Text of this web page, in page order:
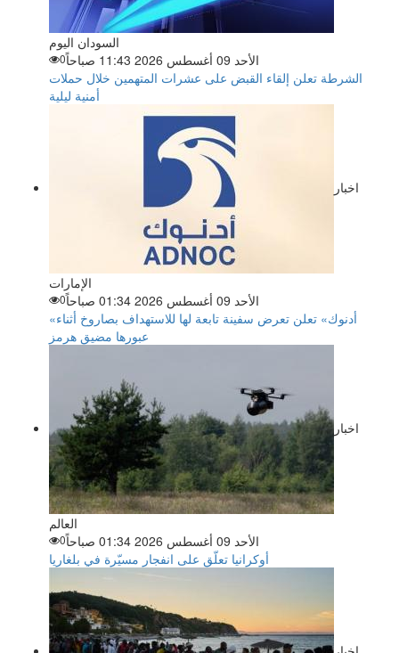
السودان اليوم
الأحد 09 أغسطس 2026 11:43 صباحاً
0
الشرطة تعلن إلقاء القبض على عشرات المتهمين خلال حملات
أمنية ليلية
اخبار
الإمارات
الأحد 09 أغسطس 2026 01:34 صباحاً
0
«أدنوك» تعلن تعرض سفينة تابعة لها للاستهداف بصاروخ أثناء
عبورها مضيق هرمز
اخبار
العالم
الأحد 09 أغسطس 2026 01:34 صباحاً
0
أوكرانيا تعلّق على انفجار مسيّرة في بلغاريا